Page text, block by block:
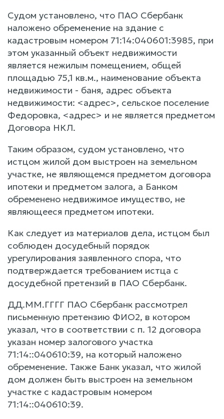
Судом установлено, что ПАО Сбербанк
наложено обременение на здание с
кадастровым номером 71:14:040601:3985, при
этом указанный объект недвижимости
является нежилым помещением, общей
площадью 75,1 кв.м., наименование объекта
недвижимости - баня, адрес объекта
недвижимости: <адрес>, сельское поселение
Федоровка, <адрес> и не является предметом
Договора НКЛ.
Таким образом, судом установлено, что
истцом жилой дом выстроен на земельном
участке, не являющемся предметом договора
ипотеки и предметом залога, а Банком
обременено недвижимое имущество, не
являющееся предметом ипотеки.
Как следует из материалов дела, истцом был
соблюден досудебный порядок
урегулирования заявленного спора, что
подтверждается требованием истца с
досудебной претензий в ПАО Сбербанк.
ДД.ММ.ГГГГ ПАО Сбербанк рассмотрел
письменную претензию ФИО2, в котором
указал, что в соответствии с п. 12 договора
указан номер залогового участка
71:14::040610:39, на который наложено
обременение. Также Банк указал, что жилой
дом должен быть выстроен на земельном
участке с кадастровым номером
71:14::040610:39.